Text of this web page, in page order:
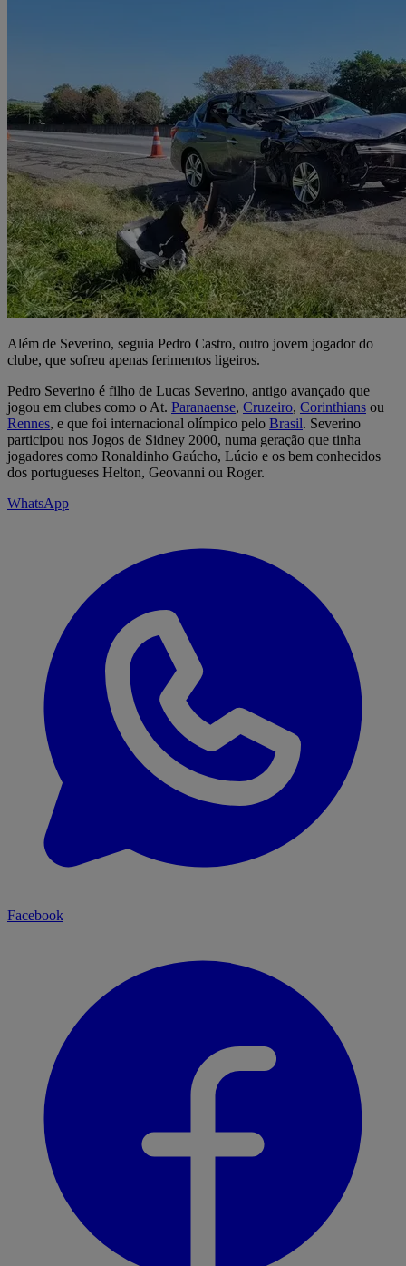
Além de Severino, seguia Pedro Castro, outro jovem jogador do
clube, que sofreu apenas ferimentos ligeiros.
Pedro Severino é filho de Lucas Severino, antigo avançado que
jogou em clubes como o At. Paranaense, Cruzeiro, Corinthians ou
Rennes, e que foi internacional olímpico pelo Brasil. Severino
participou nos Jogos de Sidney 2000, numa geração que tinha
jogadores como Ronaldinho Gaúcho, Lúcio e os bem conhecidos
dos portugueses Helton, Geovanni ou Roger.
WhatsApp
Facebook